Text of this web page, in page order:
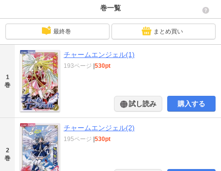
巻一覧
最終巻 まとめ買い
1
巻
チャームエンジェル(1)
193ページ |530pt
試し読み 購入する
2
巻
チャームエンジェル(2)
195ページ |530pt